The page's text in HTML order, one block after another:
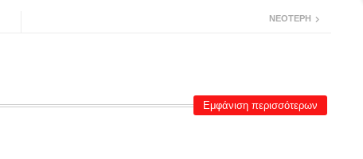
ΝΕΌΤΕΡΗ
Εμφάνιση περισσότερων